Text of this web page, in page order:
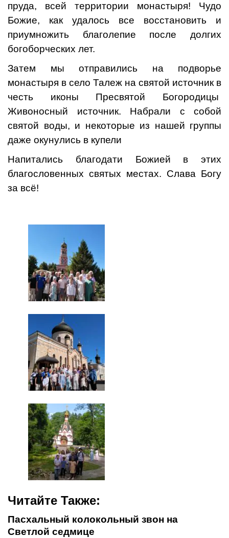
пруда, всей территории монастыря! Чудо
Божие, как удалось все восстановить и
приумножить благолепие после долгих
богоборческих лет.
Затем мы отправились на подворье
монастыря в село Талеж на святой источник в
честь иконы Пресвятой Богородицы
Живоносный источник. Набрали с собой
святой воды, и некоторые из нашей группы
даже окунулись в купели
Напитались благодати Божией в этих
благословенных святых местах. Слава Богу
за всë!
Читайте Также:
Пасхальный колокольный звон на
Светлой седмице